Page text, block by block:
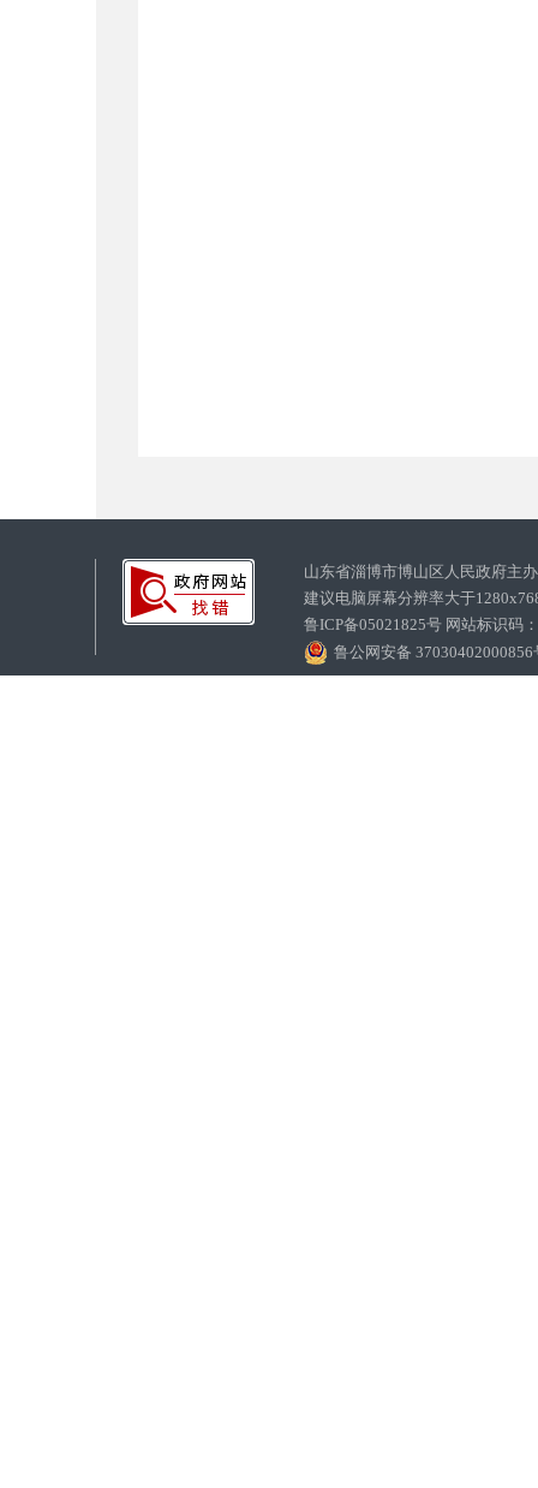
山东省淄博市博山区人民政府
建议电脑屏幕分辨率大于
鲁ICP备05021825号 网站标识码
鲁公网安备 37030402000856